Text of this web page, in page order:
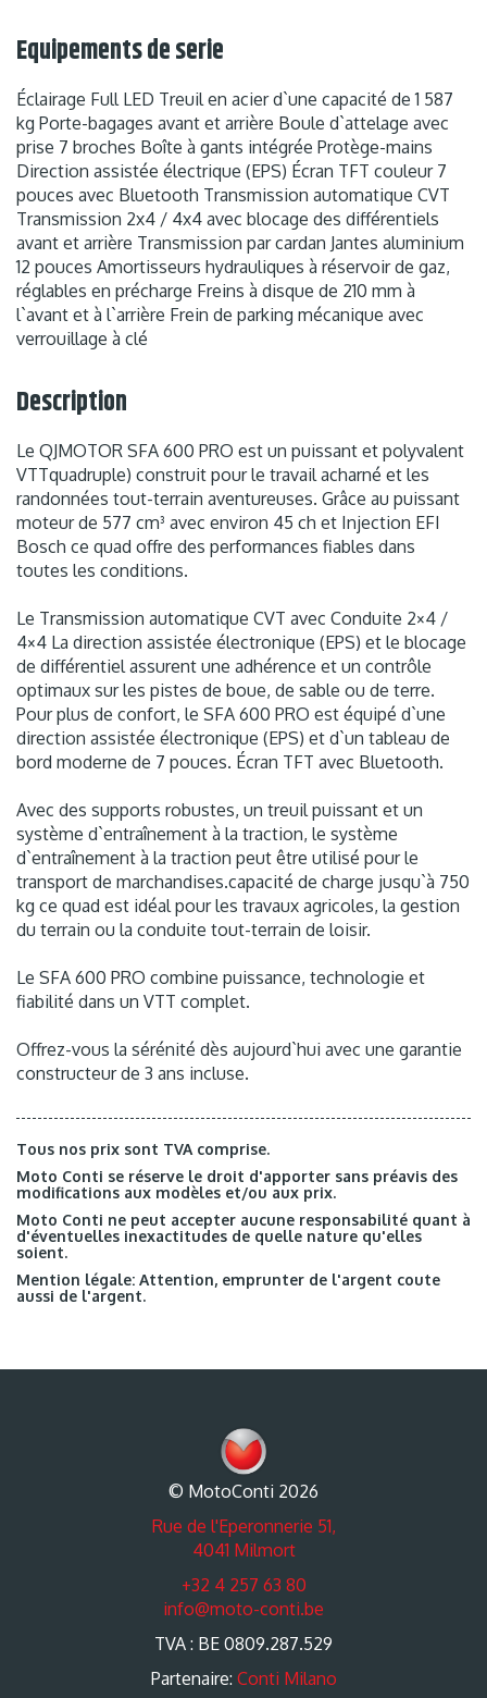
Equipements de serie
Éclairage Full LED Treuil en acier d`une capacité de 1 587
kg Porte-bagages avant et arrière Boule d`attelage avec
prise 7 broches Boîte à gants intégrée Protège-mains
Direction assistée électrique (EPS) Écran TFT couleur 7
pouces avec Bluetooth Transmission automatique CVT
Transmission 2x4 / 4x4 avec blocage des différentiels
avant et arrière Transmission par cardan Jantes aluminium
12 pouces Amortisseurs hydrauliques à réservoir de gaz,
réglables en précharge Freins à disque de 210 mm à
l`avant et à l`arrière Frein de parking mécanique avec
verrouillage à clé
Description
Le QJMOTOR SFA 600 PRO est un puissant et polyvalent
VTTquadruple) construit pour le travail acharné et les
randonnées tout-terrain aventureuses. Grâce au puissant
moteur de 577 cm³ avec environ 45 ch et Injection EFI
Bosch ce quad offre des performances fiables dans
toutes les conditions.
Le Transmission automatique CVT avec Conduite 2×4 /
4×4 La direction assistée électronique (EPS) et le blocage
de différentiel assurent une adhérence et un contrôle
optimaux sur les pistes de boue, de sable ou de terre.
Pour plus de confort, le SFA 600 PRO est équipé d`une
direction assistée électronique (EPS) et d`un tableau de
bord moderne de 7 pouces. Écran TFT avec Bluetooth.
Avec des supports robustes, un treuil puissant et un
système d`entraînement à la traction, le système
d`entraînement à la traction peut être utilisé pour le
transport de marchandises.capacité de charge jusqu`à 750
kg ce quad est idéal pour les travaux agricoles, la gestion
du terrain ou la conduite tout-terrain de loisir.
Le SFA 600 PRO combine puissance, technologie et
fiabilité dans un VTT complet.
Offrez-vous la sérénité dès aujourd`hui avec une garantie
constructeur de 3 ans incluse.
Tous nos prix sont TVA comprise.
Moto Conti se réserve le droit d'apporter sans préavis des
modifications aux modèles et/ou aux prix.
Moto Conti ne peut accepter aucune responsabilité quant à
d'éventuelles inexactitudes de quelle nature qu'elles
soient.
Mention légale: Attention, emprunter de l'argent coute
aussi de l'argent.
© MotoConti 2026
Rue de l'Eperonnerie 51,
4041 Milmort
+32 4 257 63 80
info@moto-conti.be
TVA : BE 0809.287.529
Partenaire: Conti Milano